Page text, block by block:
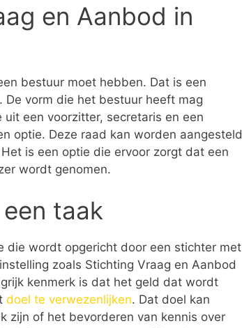
en Aanbod in
bestuur moet hebben. Dat is een
vorm die het bestuur heeft mag
een voorzitter, secretaris en een
optie. Deze raad kan worden aangesteld
is een optie die ervoor zorgt dat een
wordt genomen.
taak
die wordt opgericht door een stichter met
zoals Stichting Vraag en Aanbod
kenmerk is dat het geld dat wordt
doel te verwezenlijken. Dat doel kan
zijn of het bevorderen van kennis over